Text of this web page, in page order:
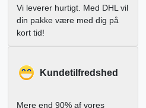
Vi leverer hurtigt. Med DHL vil
din pakke være med dig på
kort tid!
Kundetilfredshed
Mere end 90% af vores